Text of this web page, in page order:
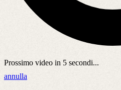
Prossimo video in 5 secondi...
annulla